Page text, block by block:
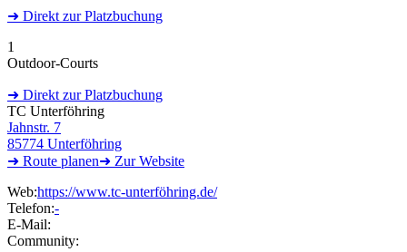
➜ Direkt zur Platzbuchung
1
Outdoor-Courts
➜ Direkt zur Platzbuchung
TC Unterföhring
Jahnstr. 7
85774 Unterföhring
➜ Route planen➜ ZurWebsite
Web:https://www.tc-unterföhring.de/
Telefon:-
E-Mail:
Community: